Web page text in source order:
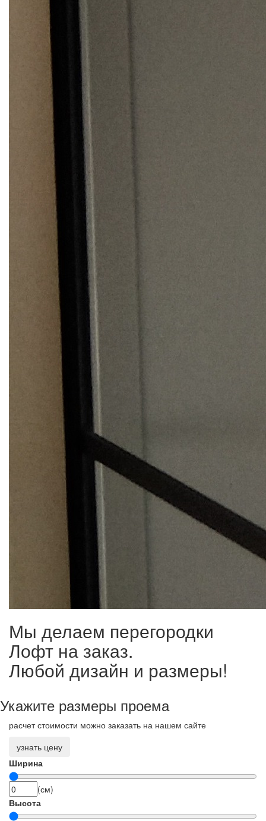
Мы делаем перегородки
Лофт на заказ.
Любой дизайн и размеры!
Укажите размеры проема
расчет стоимости можно заказать на нашем сайте
узнать цену
Ширина
(см)
Высота